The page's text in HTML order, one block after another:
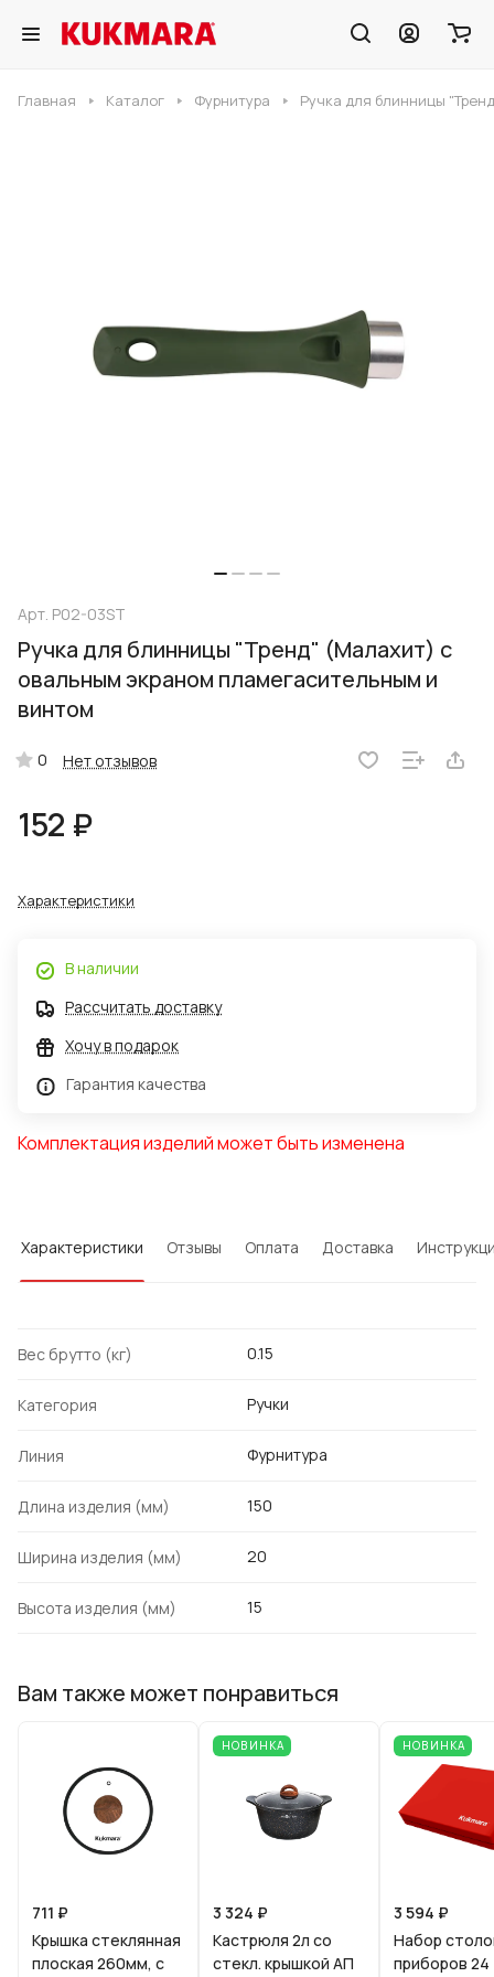
Главная Каталог Фурнитура Ручка для блинницы
Арт. P02-03ST
Ручка для блинницы "Тренд" (Малахит) с
овальным экраном пламегасительным и
винтом
0 Нет отзывов
152 ₽
Характеристики
В наличии
Рассчитать доставку
Хочу в подарок
Гарантия качества
Комплектация изделий может быть изменена
Характеристики Отзывы Оплата Доставка
Вес брутто (кг) 0.15
Категория Ручки
Линия Фурнитура
Длина изделия (мм) 150
Ширина изделия (мм) 20
Высота изделия (мм) 15
Вам также может понравиться
711 ₽
Крышка стеклянная
плоская 260мм, с
НОВИНКА
3 324 ₽
Кастрюля 2л со
стекл. крышкой АП
НОВИНКА
3 594 ₽
Набор
приборов 24